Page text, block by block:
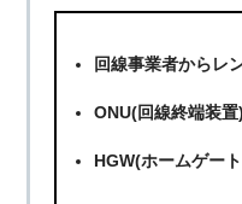
回線事業者からレ
ONU(回線終端装置)
HGW(ホームゲー